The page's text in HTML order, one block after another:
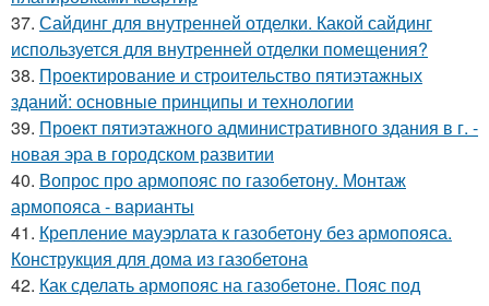
37. Сайдинг для внутренней отделки. Какой сайдинг
используется для внутренней отделки помещения?
38. Проектирование и строительство пятиэтажных
зданий: основные принципы и технологии
39. Проект пятиэтажного административного здания в г. -
новая эра в городском развитии
40. Вопрос про армопояс по газобетону. Монтаж
армопояса - варианты
41. Крепление мауэрлата к газобетону без армопояса.
Конструкция для дома из газобетона
42. Как сделать армопояс на газобетоне. Пояс под